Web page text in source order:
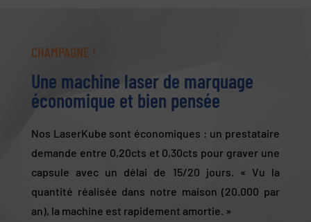
CHAMPAGNE !
Une machine laser de marquage
économique et bien pensée
Nos LaserKube sont économiques : un prestataire
demande entre 0,20cts et 0,30cts pour graver une
capsule avec un délai de 15/20 jours. « Vu la
quantité réalisée dans notre maison (20.000 par
an), la machine est rapidement amortie. »